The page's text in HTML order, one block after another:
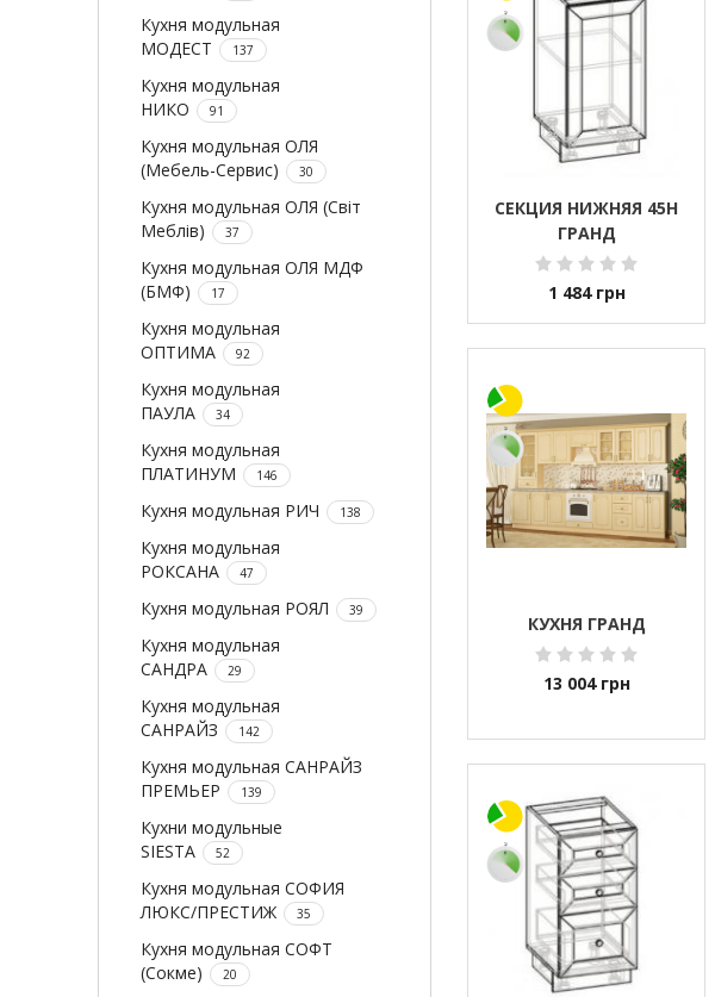
Кухня модульная
МОДЕСТ
137
Кухня модульная
НИКО
91
Кухня модульная ОЛЯ
(Мебель-Сервис)
30
Кухня модульная ОЛЯ (Світ
Меблів)
37
Кухня модульная ОЛЯ МДФ
(БМФ)
17
Кухня модульная
ОПТИМА
92
Кухня модульная
ПАУЛА
34
Кухня модульная
ПЛАТИНУМ
146
Кухня модульная РИЧ 138
Кухня модульная
РОКСАНА
47
Кухня модульная РОЯЛ 39
Кухня модульная
САНДРА
29
Кухня модульная
САНРАЙЗ
142
Кухня модульная САНРАЙЗ
ПРЕМЬЕР
139
Кухни модульные
SIESTA
52
Кухня модульная СОФИЯ
ЛЮКС/ПРЕСТИЖ
35
Кухня модульная СОФТ
(Сокме)
20
СЕКЦИЯ НИЖНЯЯ 45Н
ГРАНД
1 484 грн
КУХНЯ ГРАНД
13 004 грн